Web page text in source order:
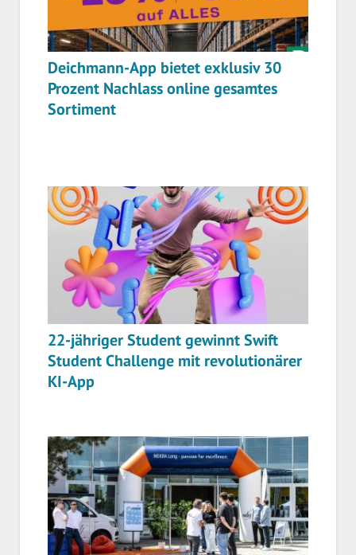
Deichmann-App bietet exklusiv 30
Prozent Nachlass online gesamtes
Sortiment
22-jähriger Student gewinnt Swift
Student Challenge mit revolutionärer
KI-App